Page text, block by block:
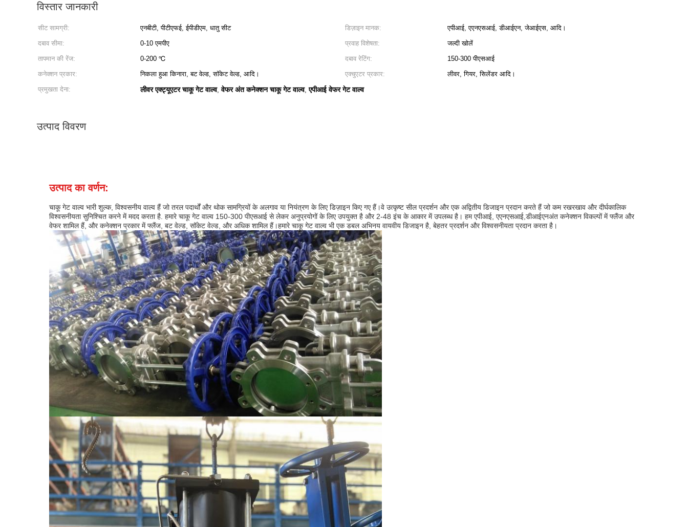
विस्तार जानकारी
सीट सामग्री: एनबीटी, पीटीएफई, ईपीडीएम, धातु सीट डिज़ाइन मानक:
एपीआई, एएनएसआई, डीआईएन, जेआईएस, आदि।
दबाव सीमा:
0-10 एमपीए प्रवाह विशेषता:
जल्दी खोलें
तापमान की रेंज:
0-200 ℃ दबाव रेटिंग:
150-300 पीएसआई
कनेक्शन प्रकार:
निकला हुआ किनारा, बट वेल्ड, सॉकेट वेल्ड, आदि। एक्चुएटर प्रकार:
लीवर, गियर, सिलेंडर आदि।
प्रमुखता देना:
लीवर एक्ट्यूएटर चाकू गेट वाल्व,वेफर अंत कनेक्शन चाकू गेट वाल्व,एपीआई वेफर गेट वाल्व
उत्पाद विवरण
उत्पाद का वर्णन:
चाकू गेट वाल्व भारी शुल्क, विश्वसनीय वाल्व हैं जो तरल पदार्थों और थोक सामग्रियों के अलगाव या नियंत्रण के लिए डिज़ाइन किए गए हैं।वे उत्कृष्ट सील प्रदर्शन और एक अद्वितीय डिजाइन प्रदान करते हैं जो कम रखरखाव और दीर्घकालिक
विश्वसनीयता सुनिश्चित करने में मदद करता है. हमारे चाकू गेट वाल्व 150-300 पीएसआई से लेकर अनुप्रयोगों के लिए उपयुक्त है और 2-48 इंच के आकार में उपलब्ध है। हम एपीआई, एएनएसआई,डीआईएनअंत कनेक्शन विकल्पों में फ्लैंज और
वेफर शामिल हैं, और कनेक्शन प्रकार में फ्लैंज, बट वेल्ड, सॉकेट वेल्ड, और अधिक शामिल हैं।हमारे चाकू गेट वाल्व भी एक डबल अभिनय वायवीय डिजाइन है, बेहतर प्रदर्शन और विश्वसनीयता प्रदान करता है।